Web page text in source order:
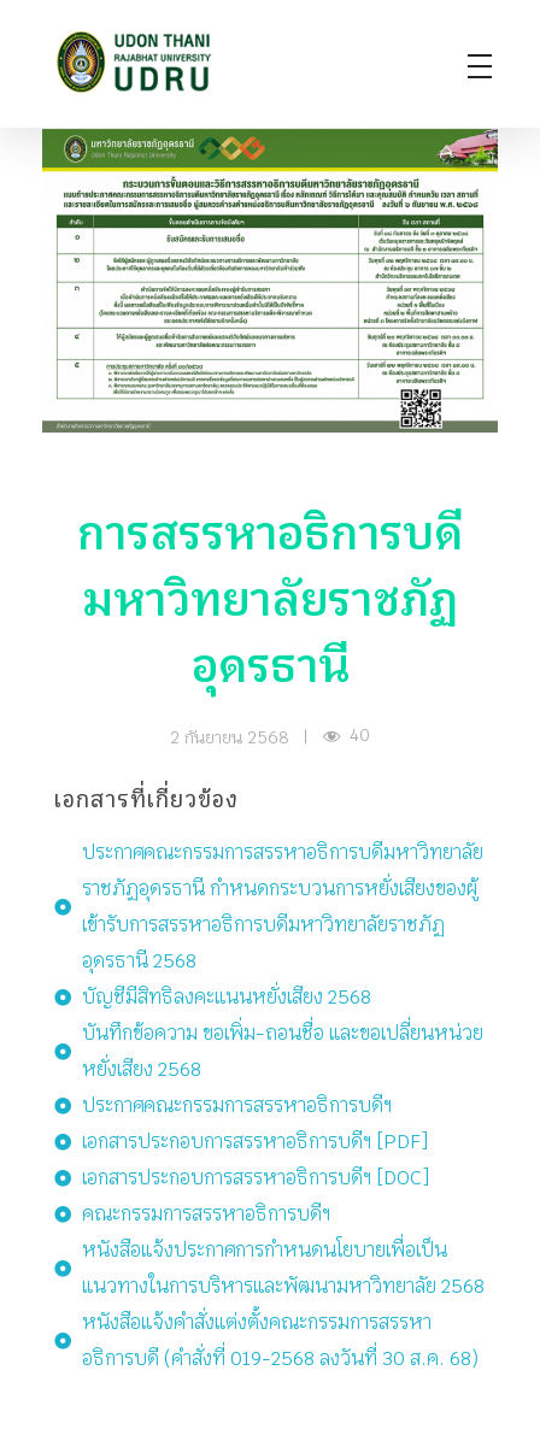
การสรรหาอธิการบดี
มหาวิทยาลัยราชภัฏ
อุดรธานี
2 กันยายน 2568 | 40
เอกสารที่เกี่ยวข้อง
ประกาศคณะกรรมการสรรหาอธิการบดีมหาวิทยาลัย
ราชภัฏอุดรธานี กำหนดกระบวนการหยั่งเสียงของผู้
เข้ารับการสรรหาอธิการบดีมหาวิทยาลัยราชภัฏ
อุดรธานี 2568
บัญชีมีสิทธิลงคะแนนหยั่งเสียง 2568
บันทึกข้อความ ขอเพิ่ม-ถอนชื่อ และขอเปลี่ยนหน่วย
หยั่งเสียง 2568
ประกาศคณะกรรมการสรรหาอธิการบดีฯ
เอกสารประกอบการสรรหาอธิการบดีฯ [PDF]
เอกสารประกอบการสรรหาอธิการบดีฯ [DOC]
คณะกรรมการสรรหาอธิการบดีฯ
หนังสือแจ้งประกาศการกำหนดนโยบายเพื่อเป็น
แนวทางในการบริหารและพัฒนามหาวิทยาลัย 2568
หนังสือแจ้งคำสั่งแต่งตั้งคณะกรรมการสรรหา
อธิการบดี (คำสั่งที่ 019-2568 ลงวันที่ 30 ส.ค. 68)